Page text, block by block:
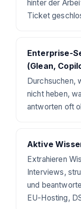
hinter der
Ticket
Enterprise-
(Glean,
Durchsuchen,
nicht heben,
antworten oft
Aktive
Extrahieren
Interviews,
und
EU-Hosting,